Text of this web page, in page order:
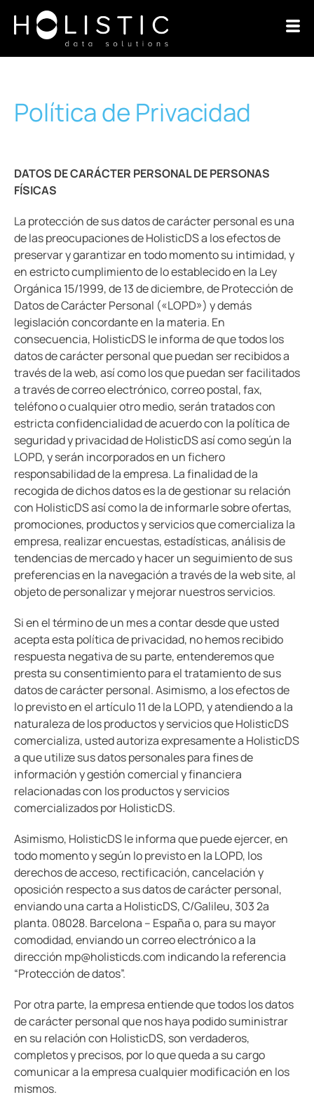
Política de Privacidad
DATOS DE CARÁCTER PERSONAL DE PERSONAS
FÍSICAS
La protección de sus datos de carácter personal es una
de las preocupaciones de HolisticDS a los efectos de
preservar y garantizar en todo momento su intimidad, y
en estricto cumplimiento de lo establecido en la Ley
Orgánica 15/1999, de 13 de diciembre, de Protección de
Datos de Carácter Personal («LOPD») y demás
legislación concordante en la materia. En
consecuencia, HolisticDS le informa de que todos los
datos de carácter personal que puedan ser recibidos a
través de la web, así como los que puedan ser facilitados
a través de correo electrónico, correo postal, fax,
teléfono o cualquier otro medio, serán tratados con
estricta confidencialidad de acuerdo con la política de
seguridad y privacidad de HolisticDS así como según la
LOPD, y serán incorporados en un fichero
responsabilidad de la empresa. La finalidad de la
recogida de dichos datos es la de gestionar su relación
con HolisticDS así como la de informarle sobre ofertas,
promociones, productos y servicios que comercializa la
empresa, realizar encuestas, estadísticas, análisis de
tendencias de mercado y hacer un seguimiento de sus
preferencias en la navegación a través de la web site, al
objeto de personalizar y mejorar nuestros servicios.
Si en el término de un mes a contar desde que usted
acepta esta política de privacidad, no hemos recibido
respuesta negativa de su parte, entenderemos que
presta su consentimiento para el tratamiento de sus
datos de carácter personal. Asimismo, a los efectos de
lo previsto en el artículo 11 de la LOPD, y atendiendo a la
naturaleza de los productos y servicios que HolisticDS
comercializa, usted autoriza expresamente a HolisticDS
a que utilize sus datos personales para fines de
información y gestión comercial y financiera
relacionadas con los productos y servicios
comercializados por HolisticDS.
Asimismo, HolisticDS le informa que puede ejercer, en
todo momento y según lo previsto en la LOPD, los
derechos de acceso, rectificación, cancelación y
oposición respecto a sus datos de carácter personal,
enviando una carta a HolisticDS, C/Galileu, 303 2a
planta. 08028. Barcelona – España o, para su mayor
comodidad, enviando un correo electrónico a la
dirección mp@holisticds.com indicando la referencia
“Protección de datos”.
Por otra parte, la empresa entiende que todos los datos
de carácter personal que nos haya podido suministrar
en su relación con HolisticDS, son verdaderos,
completos y precisos, por lo que queda a su cargo
comunicar a la empresa cualquier modificación en los
mismos.